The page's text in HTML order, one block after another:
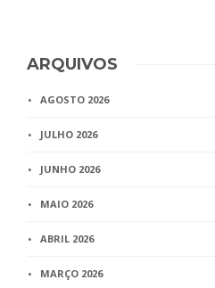
ARQUIVOS
AGOSTO 2026
JULHO 2026
JUNHO 2026
MAIO 2026
ABRIL 2026
MARÇO 2026